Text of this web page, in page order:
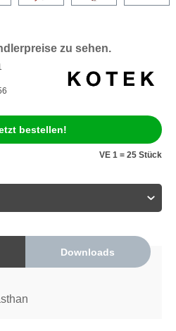
zu sehen.
bestellen!
VE 1 = 25 Stück
Downloads